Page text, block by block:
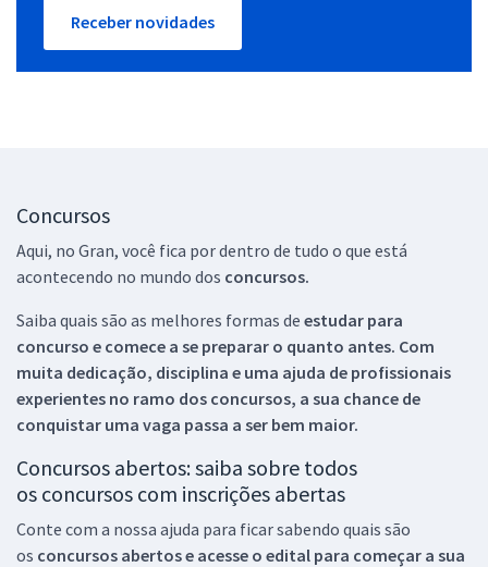
Receber novidades
Concursos
Aqui, no Gran, você fica por dentro de tudo o que está
acontecendo no mundo dos concursos.
Saiba quais são as melhores formas de estudar para
concurso e comece a se preparar o quanto antes. Com
muita dedicação, disciplina e uma ajuda de profissionais
experientes no ramo dos concursos, a sua chance de
conquistar uma vaga passa a ser bem maior.
Concursos abertos: saiba sobre todos
os concursos com inscrições abertas
Conte com a nossa ajuda para ficar sabendo quais são
os concursos abertos e acesse o edital para começar a sua